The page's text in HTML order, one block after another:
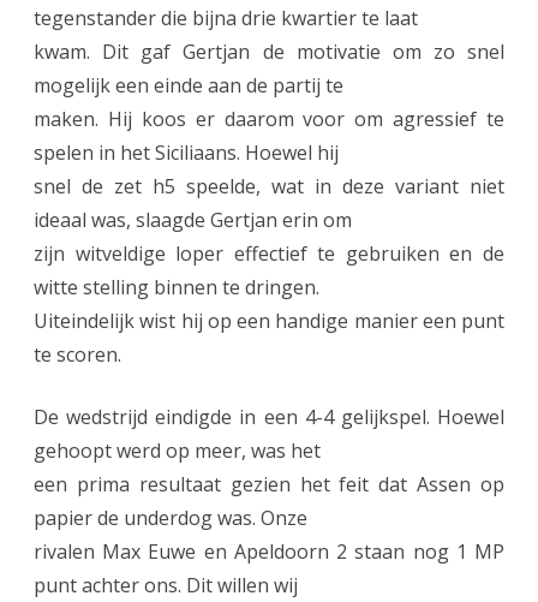
tegenstander die bijna drie kwartier te laat
kwam. Dit gaf Gertjan de motivatie om zo snel
mogelijk een einde aan de partij te
maken. Hij koos er daarom voor om agressief te
spelen in het Siciliaans. Hoewel hij
snel de zet h5 speelde, wat in deze variant niet
ideaal was, slaagde Gertjan erin om
zijn witveldige loper effectief te gebruiken en de
witte stelling binnen te dringen.
Uiteindelijk wist hij op een handige manier een punt
te scoren.
De wedstrijd eindigde in een 4-4 gelijkspel. Hoewel
gehoopt werd op meer, was het
een prima resultaat gezien het feit dat Assen op
papier de underdog was. Onze
rivalen Max Euwe en Apeldoorn 2 staan nog 1 MP
punt achter ons. Dit willen wij